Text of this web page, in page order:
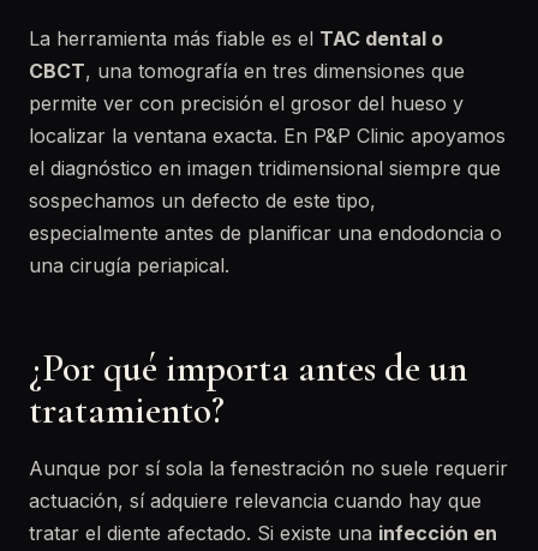
La herramienta más fiable es el TAC dental o
CBCT, una tomografía en tres dimensiones que
permite ver con precisión el grosor del hueso y
localizar la ventana exacta. En P&P Clinic apoyamos
el diagnóstico en imagen tridimensional siempre que
sospechamos un defecto de este tipo,
especialmente antes de planificar una endodoncia o
una cirugía periapical.
¿Por qué importa antes de un
tratamiento?
Aunque por sí sola la fenestración no suele requerir
actuación, sí adquiere relevancia cuando hay que
tratar el diente afectado. Si existe una infección en